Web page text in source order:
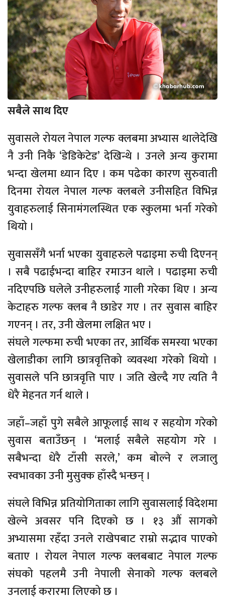
सबैले साथ दिए
सुवासले रोयल नेपाल गल्फ क्लबमा अभ्यास थालेदेखि
नै उनी निकै ‘डेडिकेटेड’ देखिन्थे । उनले अन्य कुरामा
भन्दा खेलमा ध्यान दिए । कम पढेका कारण सुरुवाती
दिनमा रोयल नेपाल गल्फ क्लबले उनीसहित विभिन्न
युवाहरुलाई सिनामंगलस्थित एक स्कुलमा भर्ना गरेको
थियो ।
सुवाससँगै भर्ना भएका युवाहरुले पढाइमा रुची दिएनन्
। सबै पढाईभन्दा बाहिर रमाउन थाले । पढाइमा रुची
नदिएपछि घलेले उनीहरुलाई गाली गरेका थिए । अन्य
केटाहरु गल्फ क्लब नै छाडेर गए । तर सुवास बाहिर
गएनन् । तर, उनी खेलमा लक्षित भए ।
संघले गल्फमा रुची भएका तर, आर्थिक समस्या भएका
खेलाडीका लागि छात्रवृत्तिको व्यवस्था गरेको थियो ।
सुवासले पनि छात्रवृत्ति पाए । जति खेल्दै गए त्यति नै
धेरै मेहनत गर्न थाले ।
जहाँ–जहाँ पुगे सबैले आफूलाई साथ र सहयोग गरेको
सुवास बताउँछन् । ‘मलाई सबैले सहयोग गरे ।
सबैभन्दा धेरै टाँसी सरले,’ कम बोल्ने र लजालु
स्वभावका उनी मुसुक्क हाँस्दै भन्छन् ।
संघले विभिन्न प्रतियोगिताका लागि सुवासलाई विदेशमा
खेल्ने अवसर पनि दिएको छ । १३ औं सागको
अभ्यासमा रहँदा उनले राखेपबाट राम्रो सद्भाव पाएको
बताए । रोयल नेपाल गल्फ क्लबबाट नेपाल गल्फ
संघको पहलमै उनी नेपाली सेनाको गल्फ क्लबले
उनलाई करारमा लिएको छ ।